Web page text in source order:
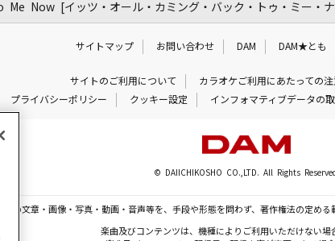
Now [イッツ・オール・カミング・バック・トゥ・ミー・
サイトマップ お問い合わせ DAM DAM★とも
サイトのご利用について カラオケご利用にあたっての
プライバシーポリシー クッキー設定 インフォマティブデータの
© DAIICHIKOSHO CO.,LTD. All Rights
切の文章・画像・写真・動画・音声等を、手段や形態を問わず、著作権法の定め
楽曲及びコンテンツは、機種によりご利用いただけない場